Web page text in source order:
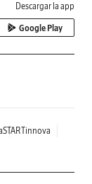
Descargar la app
Google Play
STARTinnova